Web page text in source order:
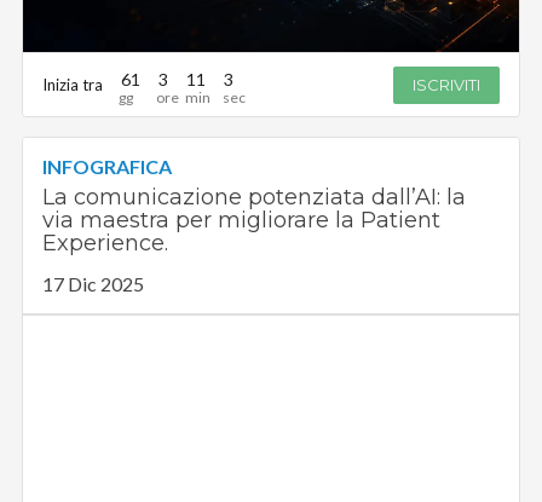
Inizia tra 61 3 11 2 ISCRIVITI
INFOGRAFICA
La comunicazione potenziata dall’AI: la
via maestra per migliorare la Patient
Experience.
17 Dic 2025